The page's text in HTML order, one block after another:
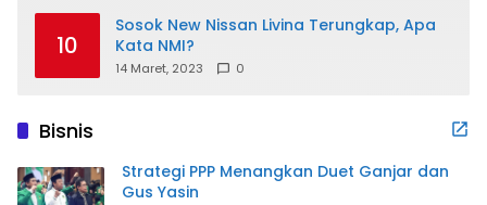
10
Sosok New Nissan Livina Terungkap, Apa
Kata NMI?
14 Maret, 2023 0
Bisnis
Strategi PPP Menangkan Duet Ganjar dan
Gus Yasin